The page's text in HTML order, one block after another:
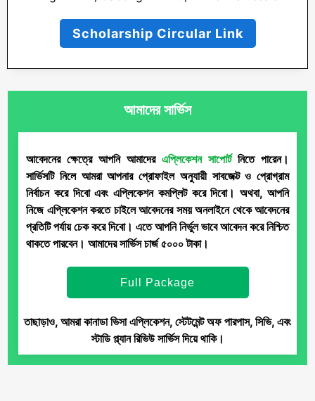
Scholarship Circular Link
আমাদেরসার্ভিস
আবেদনের ক্ষেত্রে আপনি আমাদের এপ্লিকেশন সাপোর্টনিতে পারেন।
সার্ভিসটি নিলে আমরা আপনার প্রোফাইল অনুযায়ী সাবজেক্ট ও প্রোগ্রাম
নির্বাচন করে দিবো এবং এপ্লিকেশন কমপ্লিট করে দিবো। অথবা, আপনি
নিজে এপ্লিকেশন করতে চাইলে আবেদনের সময় অনলাইনে থেকে আবেদনের
প্রতিটি পর্যায় চেক করে দিবো। এতে আপনি নির্ভুল ভাবে আবেদন করে নিশ্চিত
থাকতে পারবেন। আমাদের সার্ভিস চার্জ ৫০০০ টাকা।
Full Package
তাছাড়াও, আমরা কানাডা ভিসা এপ্লিকেশন, স্টেটমেন্ট অফ পারপাস, সিভি, এবং
স্টাডি প্ল্যান রিভিউ সার্ভিস দিয়ে থাকি।